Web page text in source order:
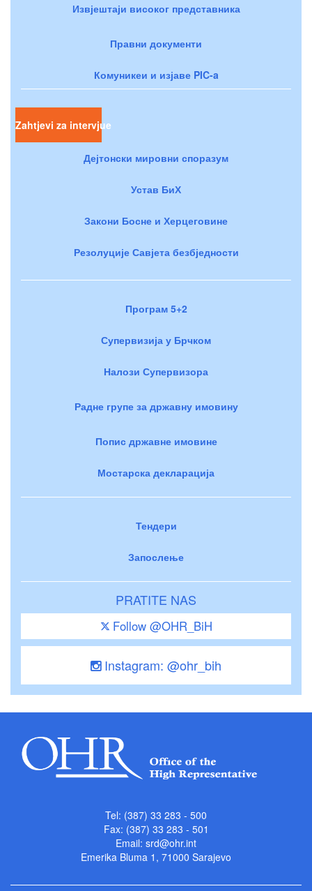
Извјештаји високог представника
Правни документи
Комуникеи и изјаве PIC-a
Zahtjevi za intervjue
Дејтонски мировни споразум
Устав БиХ
Закони Босне и Херцеговине
Резолуције Савјета безбједности
Програм 5+2
Супервизија у Брчком
Налози Супервизора
Радне групе за државну имовину
Попис државне имовине
Мостарска декларација
Тендери
Запослење
PRATITE NAS
Follow @OHR_BiH
Instagram: @ohr_bih
Tel: (387) 33 283 - 500
Fax: (387) 33 283 - 501
Email: srd@ohr.int
Emerika Bluma 1, 71000 Sarajevo